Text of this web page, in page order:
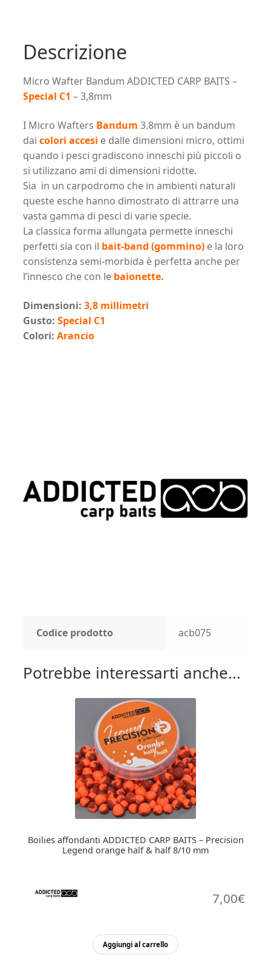
BAITS
C1
3,8mm
quantità
Descrizione
Micro Wafter Bandum ADDICTED CARP BAITS –
Special C1 – 3,8mm
I Micro Wafters Bandum 3.8mm è un bandum
dai colori accesi e dalle dimensioni micro, ottimi
quando i pesci gradiscono inneschi più piccoli o
si utilizzano ami di dimensioni ridotte.
Sia in un carpodromo che in ambienti naturali
queste esche hanno dimostrato di attrarre una
vasta gamma di pesci di varie specie.
La classica forma allungata permette inneschi
perfetti sia con il bait-band (gommino)e la loro
consistenza semi-morbida è perfetta anche per
l’innesco che con le baionette.
Dimensioni: 3,8 millimetri
Gusto: Special C1
Colori: Arancio
Codice prodotto acb075
Potrebbe interessarti anche...
Boilies affondanti ADDICTED CARP BAITS – Precision
Legend orange half & half 8/10 mm
7,00€
Aggiungi al carrello